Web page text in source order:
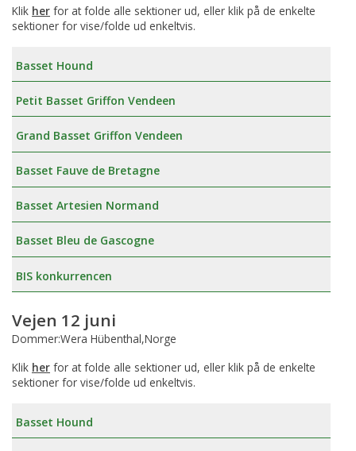
Klik her for at folde alle sektioner ud, eller klik på de enkelte
sektioner for vise/folde ud enkeltvis.
Basset Hound
Petit Basset Griffon Vendeen
Grand Basset Griffon Vendeen
Basset Fauve de Bretagne
Basset Artesien Normand
Basset Bleu de Gascogne
BIS konkurrencen
Vejen 12 juni
Dommer:Wera Hübenthal,Norge
Klik her for at folde alle sektioner ud, eller klik på de enkelte
sektioner for vise/folde ud enkeltvis.
Basset Hound